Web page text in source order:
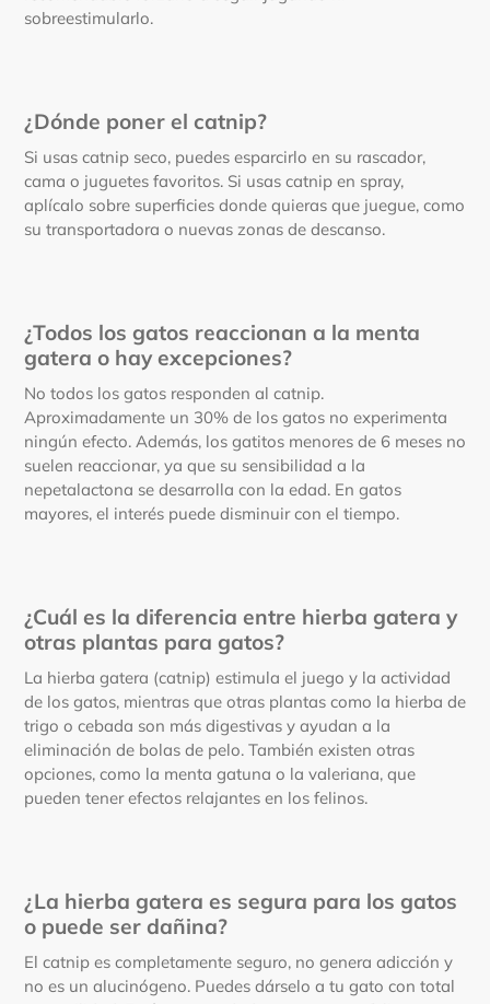
sobreestimularlo.
¿Dónde poner el catnip?
Si usas catnip seco, puedes esparcirlo en su rascador,
cama o juguetes favoritos. Si usas catnip en spray,
aplícalo sobre superficies donde quieras que juegue, como
su transportadora o nuevas zonas de descanso.
¿Todos los gatos reaccionan a la menta
gatera o hay excepciones?
No todos los gatos responden al catnip.
Aproximadamente un 30% de los gatos no experimenta
ningún efecto. Además, los gatitos menores de 6 meses no
suelen reaccionar, ya que su sensibilidad a la
nepetalactona se desarrolla con la edad. En gatos
mayores, el interés puede disminuir con el tiempo.
¿Cuál es la diferencia entre hierba gatera y
otras plantas para gatos?
La hierba gatera (catnip) estimula el juego y la actividad
de los gatos, mientras que otras plantas como la hierba de
trigo o cebada son más digestivas y ayudan a la
eliminación de bolas de pelo. También existen otras
opciones, como la menta gatuna o la valeriana, que
pueden tener efectos relajantes en los felinos.
¿La hierba gatera es segura para los gatos
o puede ser dañina?
El catnip es completamente seguro, no genera adicción y
no es un alucinógeno. Puedes dárselo a tu gato con total